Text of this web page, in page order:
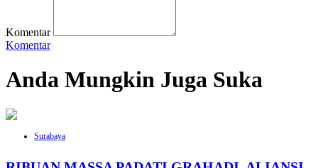
Komentar
Komentar
Anda Mungkin Juga Suka
Surabaya